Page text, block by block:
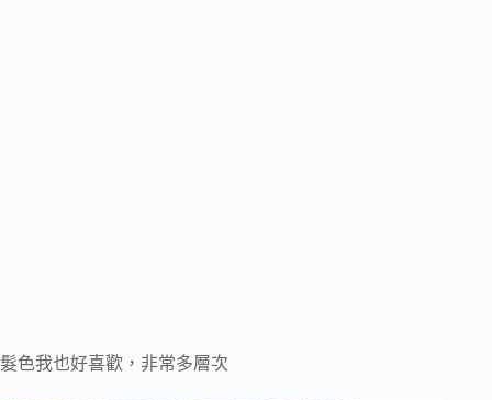
髮色我也好喜歡，非常多層次